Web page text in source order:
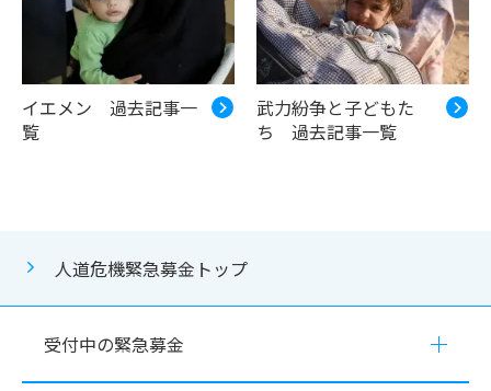
イエメン 過去記事一
覧
武力紛争と子どもた
ち 過去記事一覧
人道危機緊急募金トップ
受付中の緊急募金